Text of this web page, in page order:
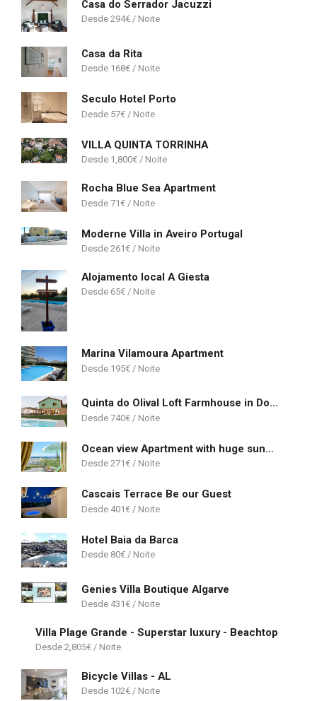
Casa do Serrador Jacuzzi
294€
Casa da Rita
168€
Seculo Hotel Porto
57€
VILLA QUINTA TORRINHA
1,800€
Rocha Blue Sea Apartment
71€
Moderne Villa in Aveiro Portugal
261€
Alojamento local A Giesta
65€
Marina Vilamoura Apartment
195€
Quinta do Olival Loft Farmhouse in Douro Valley
740€
Ocean view Apartment with huge sunny Terrace, 2 Swimming pools & Tennis court
271€
Cascais Terrace Be our Guest
401€
Hotel Baia da Barca
80€
Genies Villa Boutique Algarve
431€
Villa Plage Grande - Superstar luxury - Beachtop
2,805€
Bicycle Villas - AL
102€